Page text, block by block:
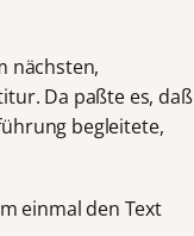
nächsten,
Da paßte es, daß
begleitete,
einmal den Text